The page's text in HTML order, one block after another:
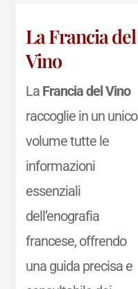
La Francia del
Vino
La Francia del Vino
raccoglie in un unico
volume tutte le
informazioni
essenziali
dell’enografia
francese, offrendo
una guida precisa e